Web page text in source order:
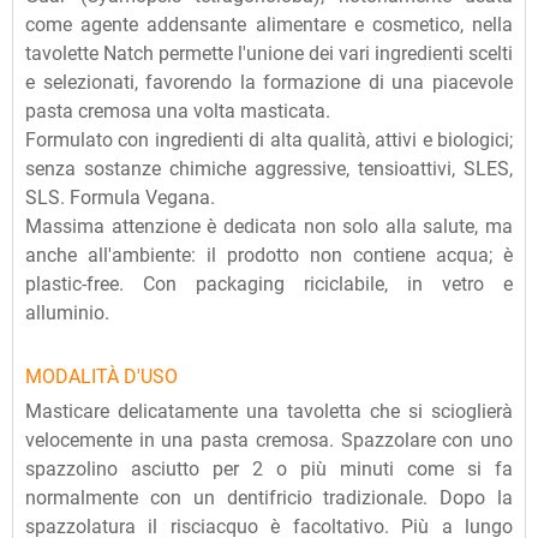
come agente addensante alimentare e cosmetico, nella
tavolette Natch permette l'unione dei vari ingredienti scelti
e selezionati, favorendo la formazione di una piacevole
pasta cremosa una volta masticata.
Formulato con ingredienti di alta qualità, attivi e biologici;
senza sostanze chimiche aggressive, tensioattivi, SLES,
SLS. Formula Vegana.
Massima attenzione è dedicata non solo alla salute, ma
anche all'ambiente: il prodotto non contiene acqua; è
plastic-free. Con packaging riciclabile, in vetro e
alluminio.
MODALITÀ D'USO
Masticare delicatamente una tavoletta che si scioglierà
velocemente in una pasta cremosa. Spazzolare con uno
spazzolino asciutto per 2 o più minuti come si fa
normalmente con un dentifricio tradizionale. Dopo la
spazzolatura il risciacquo è facoltativo. Più a lungo